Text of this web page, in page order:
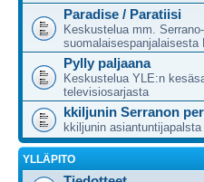
Paradise / Paratiisi
Keskustelua mm.
suomalaisespanjalaisesta
Pylly paljaana
Keskustelua YLE:n
televisiosarjasta
kkiljunin Serranon
kkiljunin
YLLÄPITO